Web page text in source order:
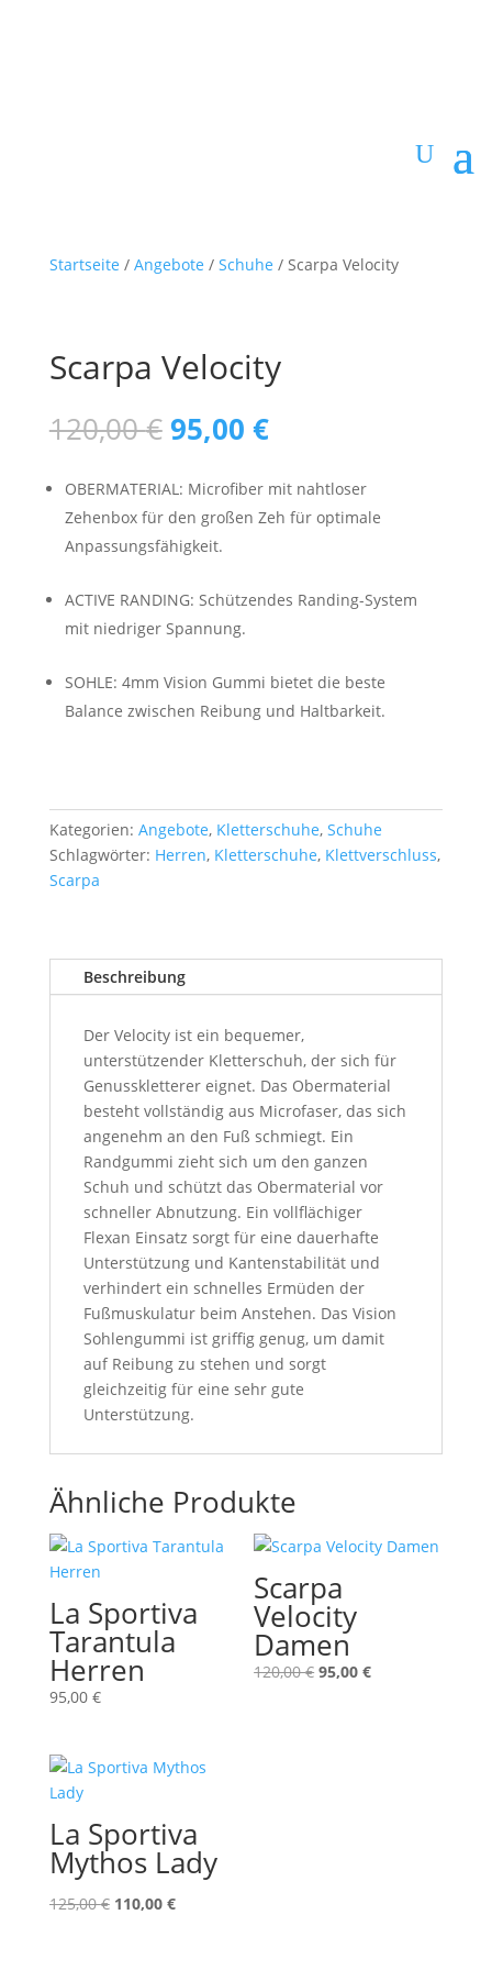
Startseite / Angebote / Schuhe / Scarpa Velocity
Scarpa Velocity
120,00€ Ursprünglicher
Preis
war:
120,00 €
95,00 €Aktueller
Preis
ist:
95,00 €.
OBERMATERIAL: Microfiber mit nahtloser
Zehenbox für den großen Zeh für optimale
Anpassungsfähigkeit.
ACTIVE RANDING: Schützendes Randing-System
mit niedriger Spannung.
SOHLE: 4mm Vision Gummi bietet die beste
Balance zwischen Reibung und Haltbarkeit.
Kategorien: Angebote, Kletterschuhe, Schuhe
Schlagwörter: Herren, Kletterschuhe, Klettverschluss,
Scarpa
Beschreibung
Der Velocity ist ein bequemer,
unterstützender Kletterschuh, der sich für
Genusskletterer eignet. Das Obermaterial
besteht vollständig aus Microfaser, das sich
angenehm an den Fuß schmiegt. Ein
Randgummi zieht sich um den ganzen
Schuh und schützt das Obermaterial vor
schneller Abnutzung. Ein vollflächiger
Flexan Einsatz sorgt für eine dauerhafte
Unterstützung und Kantenstabilität und
verhindert ein schnelles Ermüden der
Fußmuskulatur beim Anstehen. Das Vision
Sohlengummi ist griffig genug, um damit
auf Reibung zu stehen und sorgt
gleichzeitig für eine sehr gute
Unterstützung.
Ähnliche Produkte
La Sportiva
Tarantula
Herren
95,00 €
Scarpa
Velocity
Damen
120,00€ Ursprünglicher
95,00€Aktueller
La Sportiva
Mythos Lady
125,00€ Ursprünglicher
110,00 €Aktueller